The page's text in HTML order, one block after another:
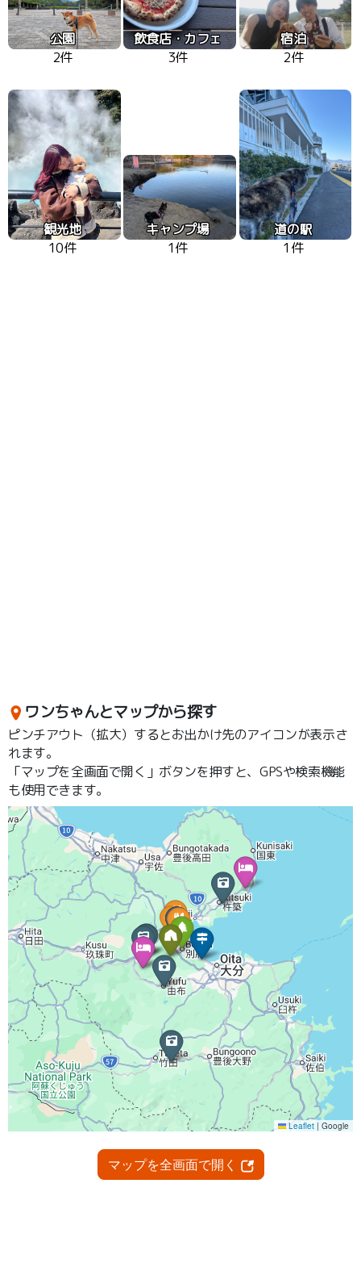
公園
2件
飲食店・カフェ
3件
宿泊
2件
観光地
10件
キャンプ場
1件
道の駅
1件
ワンちゃんとマップから探す
ピンチアウト（拡大）するとお出かけ先のアイコンが表示さ
れます。
「マップを全画面で開く」ボタンを押すと、GPSや検索機能
も使用できます。
マップを全画面で開く